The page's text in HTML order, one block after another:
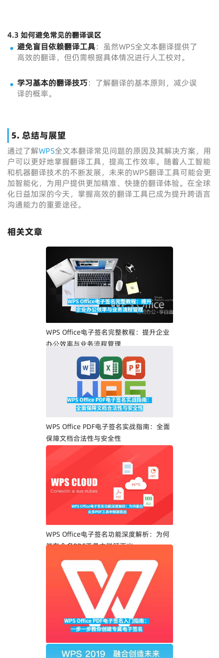
4.3 如何避免常见的翻译误区
避免盲目依赖翻译工具：虽然WPS全文本翻译提供了
高效的翻译，但仍需根据具体情况进行人工校对。
学习基本的翻译技巧：了解翻译的基本原则，减少误
译的概率。
5. 总结与展望
通过了解WPS全文本翻译常见问题的原因及其解决方案，用
户可以更好地掌握翻译工具，提高工作效率。随着人工智能
和机器翻译技术的不断发展，未来的WPS翻译工具可能会更
加智能化，为用户提供更加精准、快捷的翻译体验。在全球
化日益加深的今天，掌握高效的翻译工具已成为提升跨语言
沟通能力的重要途径。
相关文章
WPS Office电子签名完整教程：提升企业
办公效率与业务流程管理
WPS Office PDF电子签名实战指南：全面
保障文档合法性与安全性
WPS Office电子签名功能深度解析：为何
能在众多PDF工具中脱颖而出
WPS Office PDF电子签名入门指南：一步